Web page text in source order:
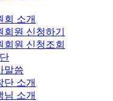
회 소개
회원 신청하기
회원 신청조회
말씀
단 소개
님 소개